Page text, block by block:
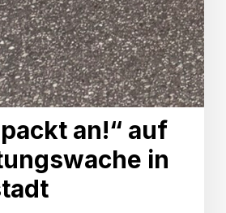
an!“ auf
in